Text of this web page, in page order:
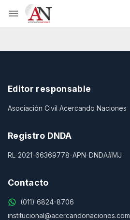
Editor responsable
Asociación Civil Acercando Naciones
Registro DNDA
RL-2021-66369778-APN-DNDA#MJ
Contacto
(011) 6824-8706
institucional@acercandonaciones.com